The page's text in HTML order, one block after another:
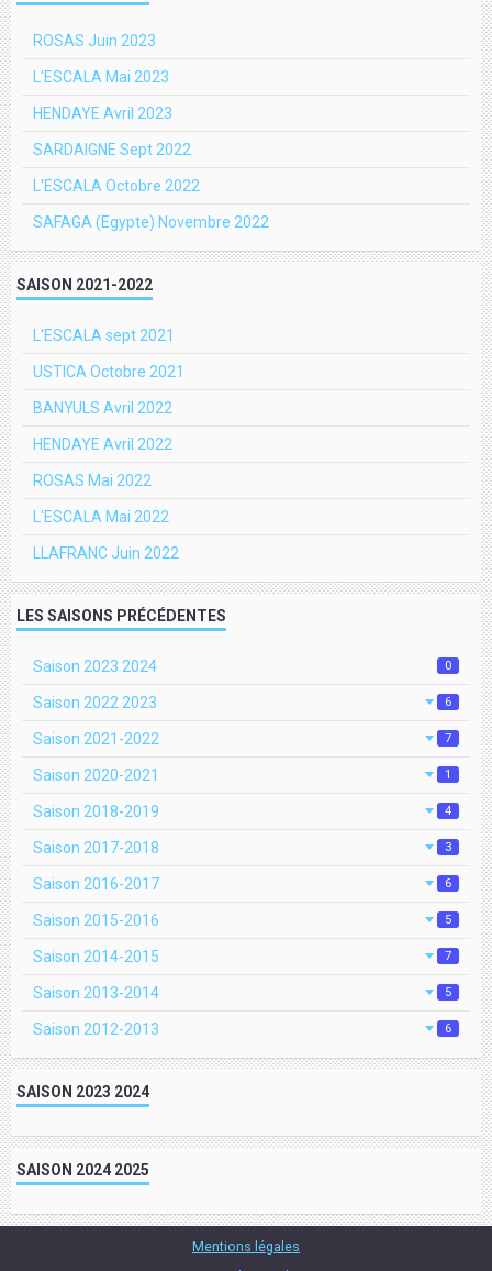
ROSAS Juin 2023
L'ESCALA Mai 2023
HENDAYE Avril 2023
SARDAIGNE Sept 2022
L'ESCALA Octobre 2022
SAFAGA (Egypte) Novembre 2022
SAISON 2021-2022
L'ESCALA sept 2021
USTICA Octobre 2021
BANYULS Avril 2022
HENDAYE Avril 2022
ROSAS Mai 2022
L'ESCALA Mai 2022
LLAFRANC Juin 2022
LES SAISONS PRÉCÉDENTES
Saison 2023 2024 0
Saison 2022 2023 6
Saison 2021-2022 7
Saison 2020-2021 1
Saison 2018-2019 4
Saison 2017-2018 3
Saison 2016-2017 6
Saison 2015-2016 5
Saison 2014-2015 7
Saison 2013-2014 5
Saison 2012-2013 6
SAISON 2023 2024
SAISON 2024 2025
Mentions légales